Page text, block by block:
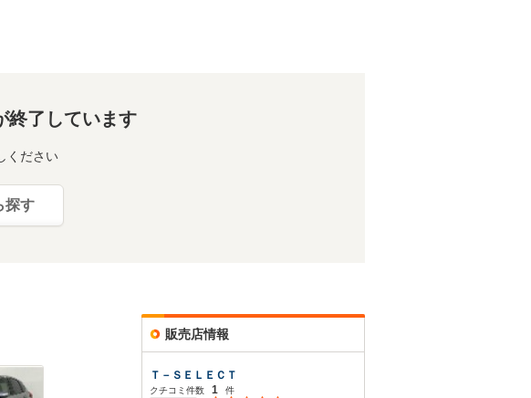
終了しています
ください
探す
販売店情報
Ｔ－ＳＥＬＥＣＴ
クチコミ件数 1
件